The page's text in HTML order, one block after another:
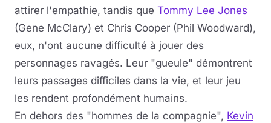
attirer l'empathie, tandis que Tommy Lee Jones
(Gene McClary) et Chris Cooper (Phil Woodward),
eux, n'ont aucune difficulté à jouer des
personnages ravagés. Leur "gueule" démontrent
leurs passages difficiles dans la vie, et leur jeu
les rendent profondément humains.
En dehors des "hommes de la compagnie", Kevin